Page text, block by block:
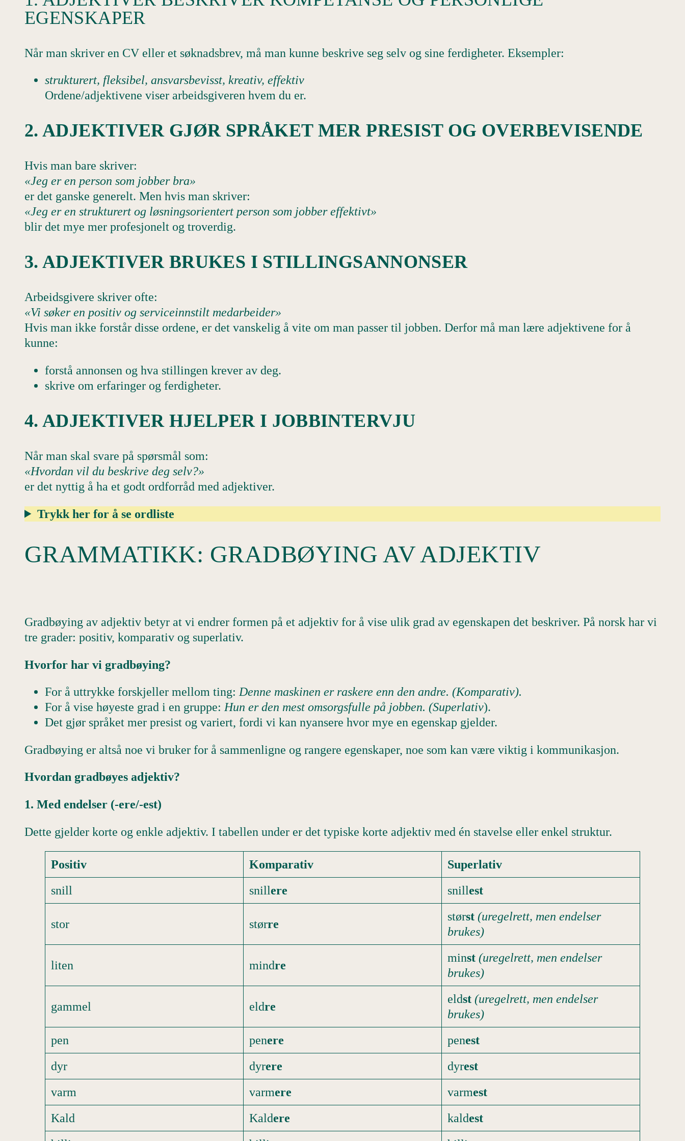
EGENSKAPER
Når man skriver en CV eller et søknadsbrev, må man kunne beskrive seg selv og sine ferdigheter. Eksempler:
strukturert, fleksibel, ansvarsbevisst, kreativ, effektiv
Ordene/adjektivene viser arbeidsgiveren hvem du er.
2. ADJEKTIVER GJØR SPRÅKET MER PRESIST OG OVERBEVISENDE
Hvis man bare skriver:
«Jeg er en person som jobber bra»
er det ganske generelt. Men hvis man skriver:
«Jeg er en strukturert og løsningsorientert person som jobber effektivt»
blir det mye mer profesjonelt og troverdig.
3. ADJEKTIVER BRUKES I STILLINGSANNONSER
Arbeidsgivere skriver ofte:
«Vi søker en positiv og serviceinnstilt medarbeider»
Hvis man ikke forstår disse ordene, er det vanskelig å vite om man passer til jobben. Derfor må man lære adjektivene for å
kunne:
forstå annonsen og hva stillingen krever av deg.
skrive om erfaringer og ferdigheter.
4. ADJEKTIVER HJELPER I JOBBINTERVJU
Når man skal svare på spørsmål som:
«Hvordan vil du beskrive deg selv?»
er det nyttig å ha et godt ordforråd med adjektiver.
Trykk her for å se ordliste
GRAMMATIKK: GRADBØYING AV ADJEKTIV
Gradbøying av adjektiv betyr at vi endrer formen på et adjektiv for å vise ulik grad av egenskapen det beskriver. På norsk har vi
tre grader: positiv, komparativ og superlativ.
Hvorfor har vi gradbøying?
For å uttrykke forskjeller mellom ting: Denne maskinen er raskere enn den andre. (Komparativ).
For å vise høyeste grad i en gruppe: Hun er den mest omsorgsfulle på jobben. (Superlativ).
Det gjør språket mer presist og variert, fordi vi kan nyansere hvor mye en egenskap gjelder.
Gradbøying er altså noe vi bruker for å sammenligne og rangere egenskaper, noe som kan være viktig i kommunikasjon.
Hvordan gradbøyes adjektiv?
1. Med endelser (-ere/-est)
Dette gjelder korte og enkle adjektiv. I tabellen under er det typiske korte adjektiv med én stavelse eller enkel struktur.
Positiv Komparativ
Superlativ
snill
snillere snillest
stor større
størst (uregelrett, men endelser
brukes)
liten mindre
minst (uregelrett, men endelser
brukes)
gammel eldre
eldst(uregelrett, men endelser
brukes)
pen
penere penest
dyr
dyrere dyrest
varm
varmere varmest
Kald
Kaldere kaldest